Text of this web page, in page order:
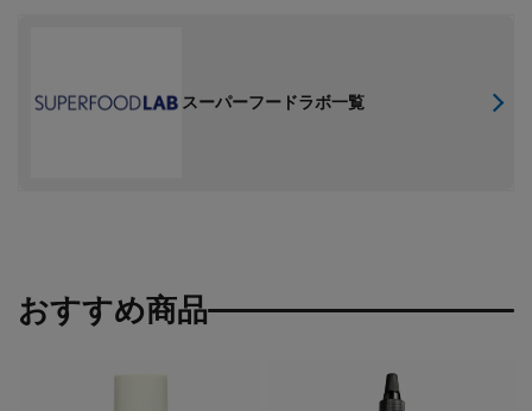
スーパーフードラボ一覧
おすすめ商品